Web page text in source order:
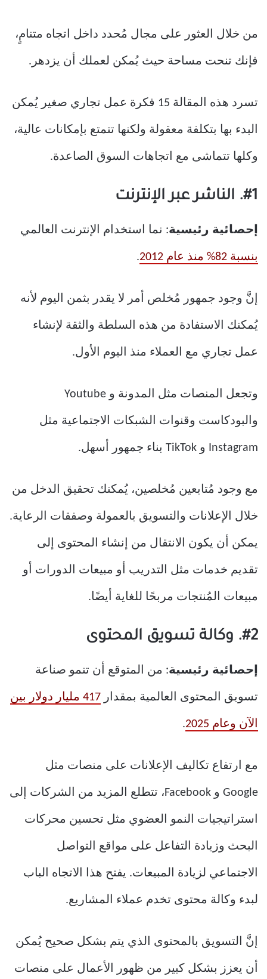
من خلال العثور على مجال مُحدد داخل اتجاه متنامٍ،
فإنك تنحت مساحة حيث يُمكن لعملك أن يزدهر.
تسرد هذه المقالة 15 فكرة عمل تجاري صغير يُمكن
البدء بها بتكلفة معقولة ولكنها تتمتع بإمكانات عالية،
وكلها تتماشى مع اتجاهات السوق الصاعدة.
#1. الناشر عبر الإنترنت
إحصائية رئيسية: نما استخدام الإنترنت العالمي
بنسبة 82% منذ عام 2012 .
إنَّ وجود جمهور مُخلص أمر لا يقدر بثمن اليوم لأنه
يُمكنك الاستفادة من هذه السلطة والثقة لإنشاء
عمل تجاري مع العملاء منذ اليوم الأول.
وتجعل المنصات مثل المدونة و Youtube
والبودكاست وقنوات الشبكات الاجتماعية مثل
Instagram و TikTok بناء جمهور أسهل.
مع وجود مُتابعين مُخلصين، يُمكنك تحقيق الدخل من
خلال الإعلانات والتسويق بالعمولة وصفقات الرعاية.
يمكن أن يكون الانتقال من إنشاء المحتوى إلى
تقديم خدمات مثل التدريب أو مبيعات الدورات أو
مبيعات المُنتجات مربحًا للغاية أيضًا.
#2. وكالة تسويق المحتوى
إحصائية رئيسية: من المتوقع أن تنمو صناعة
تسويق المحتوى العالمية بمقدار 417 مليار دولار بين
الآن وعام 2025 .
مع ارتفاع تكاليف الإعلانات على منصات مثل
Google و Facebook، تتطلع المزيد من الشركات إلى
استراتيجيات النمو العضوي مثل تحسين محركات
البحث وزيادة التفاعل على مواقع التواصل
الاجتماعي لزيادة المبيعات. يفتح هذا الاتجاه الباب
لبدء وكالة محتوى تخدم عملاء المشاريع.
إنَّ التسويق بالمحتوى الذي يتم بشكل صحيح يُمكن
أن يعزز بشكل كبير من ظهور الأعمال على منصات